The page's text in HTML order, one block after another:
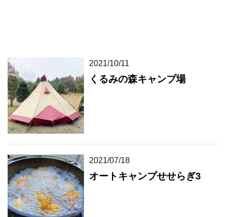
2021/10/11
くるみの森キャンプ場
2021/07/18
オートキャンプせせらぎ3